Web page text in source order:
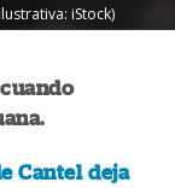
iStock)
Cantel deja